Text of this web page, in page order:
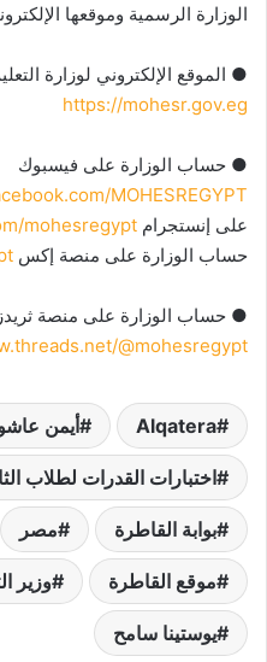
الوزارة الرسمية وموقعها
● الموقع الإلكتروني لوزارة
https://mohesr.gov.eg
● حساب الوزارة على فيسبوك
MOHESREGYPT
على إنستجرام mohesregypt
حساب الوزارة على منصة إكس
● حساب الوزارة على منصة ثريدز
@mohesregypt
Alqatera أيمن
اختبارات القدرات لطلاب
بوابة القاطرة مصر
موقع القاطرة وزير
يوستينا سامح